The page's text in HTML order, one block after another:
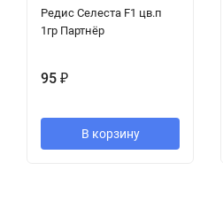
Редис Селеста F1 цв.п
1гр Партнёр
95 ₽
В корзину